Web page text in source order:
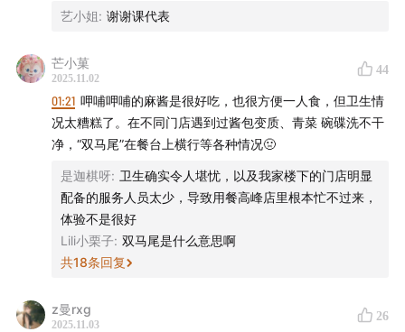
主播
Mengyi
幕后制作
监制：Zelin、Stella
实习研究员：大豆、雨阳、板凳
运营：George
声音设计：沁茗
艺小姐: 谢谢课代表
芒小菓
2025.11.02
44
01:21 呷哺呷哺的麻酱是很好吃，也很方便一人食，但卫生情
况太糟糕了。在不同门店遇到过酱包变质、青菜 碗碟洗不干
净，“双马尾”在餐台上横行等各种情况🤢
是迦棋呀: 卫生确实令人堪忧，以及我家楼下的门店明显
配备的服务人员太少，导致用餐高峰店里根本忙不过来，
体验不是很好
Lili小栗子: 双马尾是什么意思啊
共18条回复
z曼rxg
2025.11.03
26